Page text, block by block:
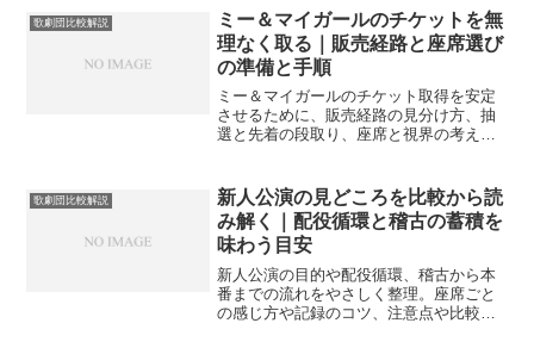
歌劇団比較解説
ミー＆マイガールのチケットを無
理なく取る｜販売経路と座席選び
の準備と手順
ミー＆マイガールのチケット取得を安定
させるために、販売経路の見分け方、抽
選と先着の段取り、座席と視界の考え
目安を提示します。
歌劇団比較解説
新人公演の見どころを比較から読
み解く｜配役循環と稽古の蓄積を
味わう目安
新人公演の目的や配役循環、稽古から本
番までの流れをやさしく整理。座席ごと
の感じ方や記録のコツ、注意点や比較観